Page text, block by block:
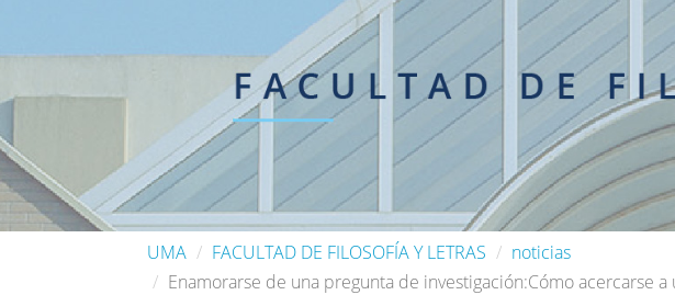
UMA FACULTAD DE FILOSOFÍA Y LETRAS
noticias
Enamorarse de una pregunta de investigación:Cómo acercarse